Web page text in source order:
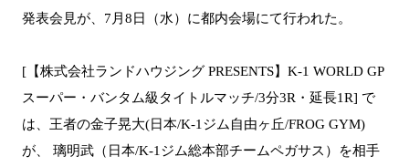
発表会見が、7月8日（水）に都内会場にて行われた。
[【株式会社ランドハウジング PRESENTS】K-1 WORLD GP
スーパー・バンタム級タイトルマッチ/3分3R・延長1R] で
は、王者の金子晃大(日本/K-1ジム自由ヶ丘/FROG GYM)
が、 璃明武（日本/K-1ジム総本部チームペガサス）を相手